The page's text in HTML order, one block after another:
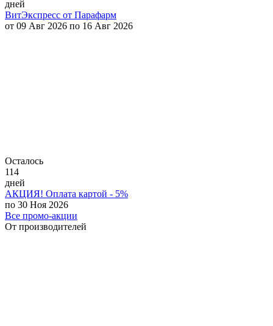
дней
ВитЭкспресс от Парафарм
от 09 Авг 2026 по 16 Авг 2026
Осталось
114
дней
АКЦИЯ! Оплата картой - 5%
по 30 Ноя 2026
Все промо-акции
От производителей